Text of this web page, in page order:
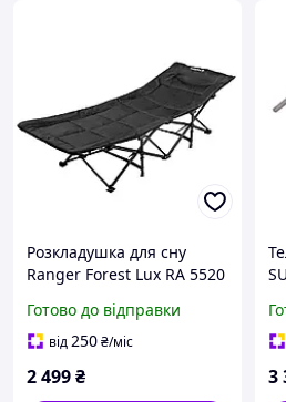
Розкладушка для сну
Ranger Forest Lux RA 5520
навантаження 120 кг
Оксфорд 600D
Готово до відправки
від250₴/міс
2 499₴ 3